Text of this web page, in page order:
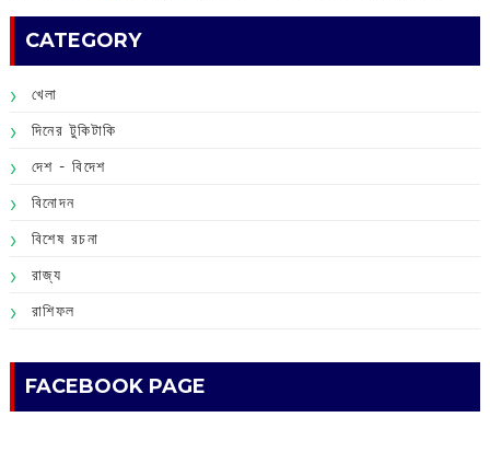
CATEGORY
খেলা
দিনের টুকিটাকি
দেশ - বিদেশ
বিনোদন
বিশেষ রচনা
রাজ্য
রাশিফল
FACEBOOK PAGE